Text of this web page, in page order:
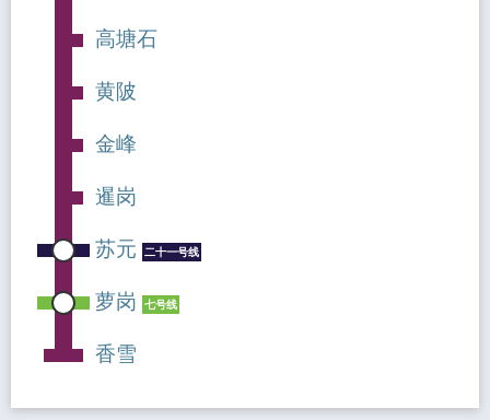
高塘石
黄陂
金峰
暹岗
苏元
二十一号线
萝岗 七号线
香雪